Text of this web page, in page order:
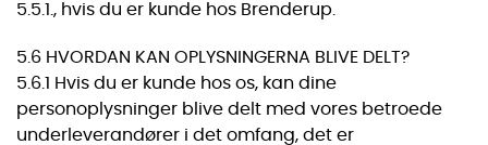
5.5.1., hvis du er kunde hos Brenderup.
5.6 HVORDAN KAN OPLYSNINGERNA BLIVE DELT?
5.6.1 Hvis du er kunde hos os, kan dine
personoplysninger blive delt med vores betroede
underleverandører i det omfang, det er